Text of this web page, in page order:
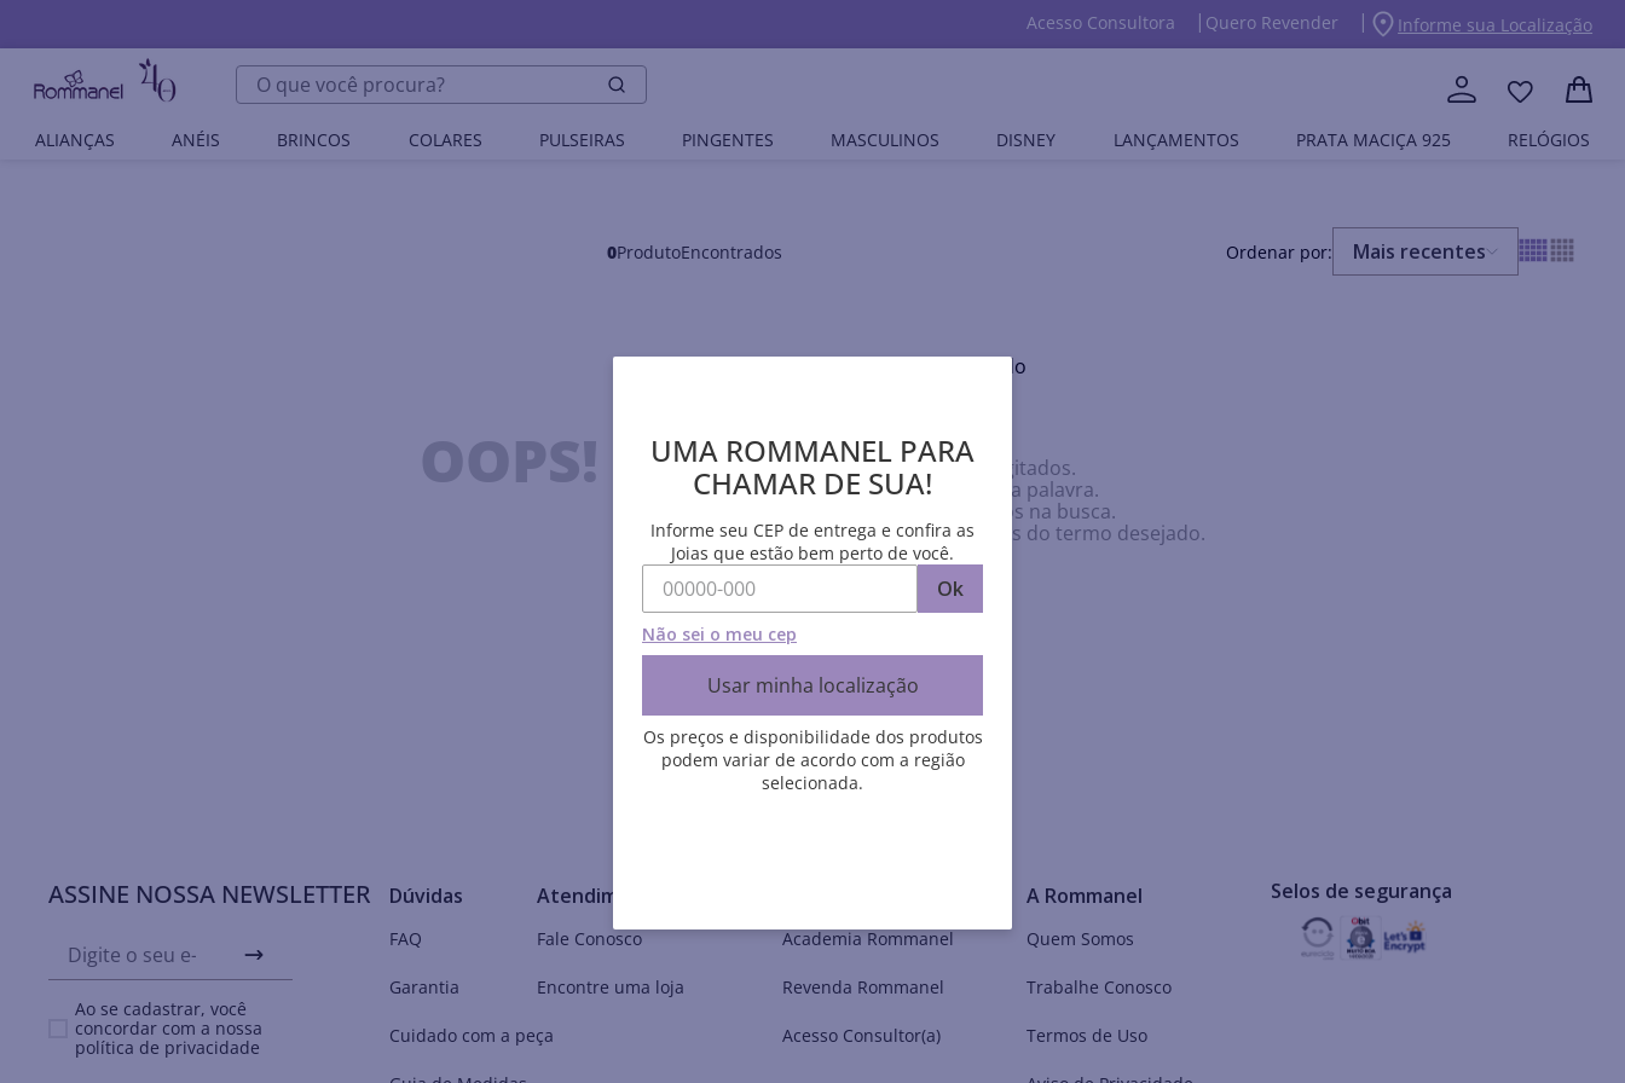
Acesso Consultora Quero Revender Informe sua Localização
O que você procura?
ALIANÇAS ANÉIS BRINCOS COLARES PULSEIRAS PINGENTES MASCULINOS DISNEY LANÇAMENTOS PRATA MACIÇA 925 RELÓGIOS
0Produto Mais recentes
OOPS!
Nenhum produto encontrado
Verifique os termos digitados.
Tente utilizar uma única palavra.
Utilize termos genéricos na busca.
Tente utilizar sinônimos do termo desejado.
ASSINE NOSSA NEWSLETTER
Ao se cadastrar, você
concordar com a nossa
política de privacidade
Dúvidas
FAQ
Garantia
Cuidado com a peça
Atendimento
Fale Conosco
Encontre uma loja
Academia Rommanel
Revenda Rommanel
Acesso Consultor(a)
A Rommanel
Quem Somos
Trabalhe Conosco
Termos de Uso
Selos de segurança
UMA ROMMANEL PARA
CHAMAR DE SUA!
Informe seu CEP de entrega e confira as
Joias que estão bem perto de você.
Ok
Não sei o meu cep
Usar minha localização
Os preços e disponibilidade dos produtos
podem variar de acordo com a região
selecionada.